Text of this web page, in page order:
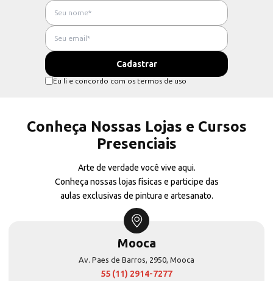
Eu li e concordo com os termos de uso
Conheça Nossas Lojas e Cursos
Presenciais
Arte de verdade você vive aqui.
Conheça nossas lojas físicas e participe das
aulas exclusivas de pintura e artesanato.
Mooca
Av. Paes de Barros, 2950, Mooca
55 (11) 2914-7277